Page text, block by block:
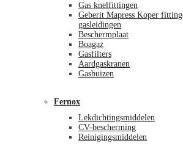
Gas knelfittingen
Geberit Mapress Koper
gasleidingen
Beschermplaat
Boagaz
Gasfilters
Aardgaskranen
Gasbuizen
Fernox
Lekdichtingsmiddelen
CV-bescherming
Reinigingsmiddelen